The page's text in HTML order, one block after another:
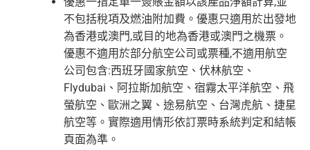
不包括稅項及燃油附加費。優惠只適用於出發地
為香港或澳門,或目的地為香港或澳門之機票。
優惠不適用於部分航空公司或票種,不適用航空
公司包含:西班牙國家航空、伏林航空、
Flydubai、阿拉斯加航空、宿霧太平洋航空、飛
螢航空、歐洲之翼、途易航空、台灣虎航、捷星
航空等。實際適用情形依訂票時系統判定和結帳
頁面為準。